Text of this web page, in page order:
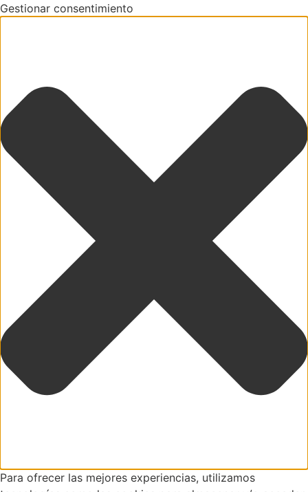
Gestionar consentimiento
Para ofrecer las mejores experiencias, utilizamos